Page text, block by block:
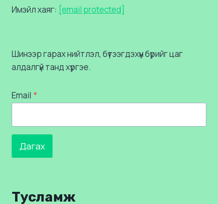
Имэйл хаяг: [email protected]
Шинээр гарах нийтлэл, бүтээгдэхүүн бүрийг цаг
алдалгүй танд хүргэе.
Email *
Дагах
Тусламж